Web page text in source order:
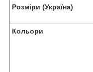
Розміри (Україна)
Кольори